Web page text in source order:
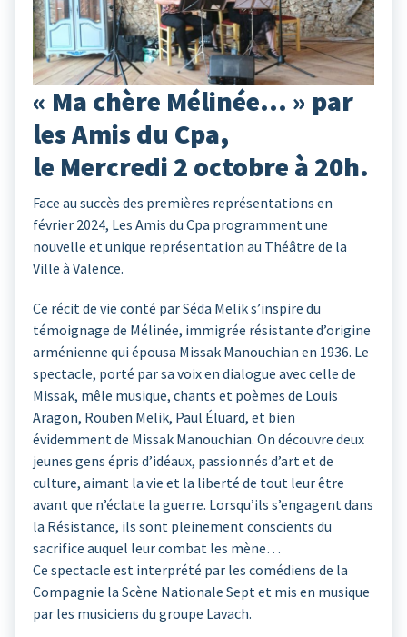
« Ma chère Mélinée… » par
les Amis du Cpa,
le Mercredi 2 octobre à 20h.
Face au succès des premières représentations en
février 2024, Les Amis du Cpa programment une
nouvelle et unique représentation au Théâtre de la
Ville à Valence.
Ce récit de vie conté par Séda Melik s’inspire du
témoignage de Mélinée, immigrée résistante d’origine
arménienne qui épousa Missak Manouchian en 1936. Le
spectacle, porté par sa voix en dialogue avec celle de
Missak, mêle musique, chants et poèmes de Louis
Aragon, Rouben Melik, Paul Éluard, et bien
évidemment de Missak Manouchian. On découvre deux
jeunes gens épris d’idéaux, passionnés d’art et de
culture, aimant la vie et la liberté de tout leur être
avant que n’éclate la guerre. Lorsqu’ils s’engagent dans
la Résistance, ils sont pleinement conscients du
sacrifice auquel leur combat les mène…
Ce spectacle est interprété par les comédiens de la
Compagnie la Scène Nationale Sept et mis en musique
par les musiciens du groupe Lavach.